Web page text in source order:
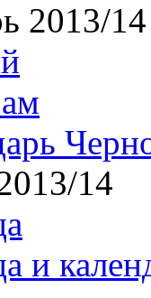
2013/14
14
и